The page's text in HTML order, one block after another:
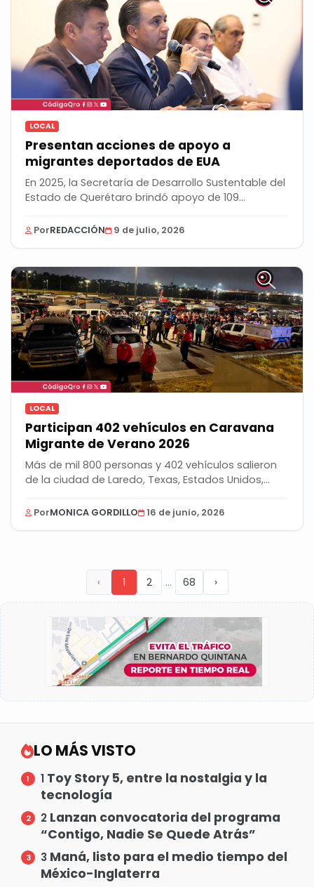
LOCAL
Presentan acciones de apoyo a
migrantes deportados de EUA
En 2025, la Secretaría de Desarrollo Sustentable del
Estado de Querétaro brindó apoyo de 109...
PorREDACCIÓN 9 de julio, 2026
LOCAL
Participan 402 vehículos en Caravana
Migrante de Verano 2026
Más de mil 800 personas y 402 vehículos salieron
de la ciudad de Laredo, Texas, Estados Unidos,...
PorMONICA GORDILLO 16 de junio, 2026
‹ 1 2 ... 68 ›
LO MÁS VISTO
1 Toy Story 5, entre la nostalgia y la
tecnología
2 Lanzan convocatoria del programa
“Contigo, Nadie Se Quede Atrás”
3 Maná, listo para el medio tiempo del
México-Inglaterra